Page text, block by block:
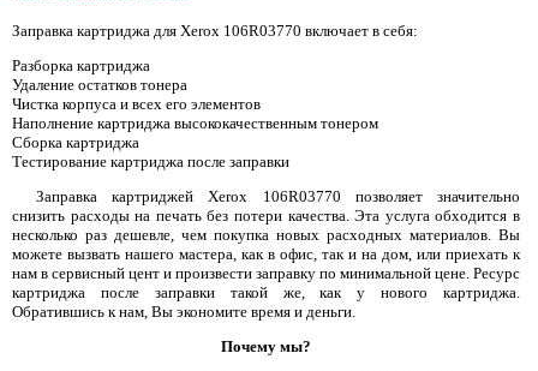
Заправка картриджа для Xerox 106R03770 включает в себя:
Разборка картриджа
Удаление остатков тонера
Чистка корпуса и всех его элементов
Наполнение картриджа высококачественным тонером
Сборка картриджа
Тестирование картриджа после заправки
Заправка картриджей Xerox 106R03770 позволяет значительно
снизить расходы на печать без потери качества. Эта услуга обходится в
несколько раз дешевле, чем покупка новых расходных материалов. Вы
можете вызвать нашего мастера, как в офис, так и на дом, или приехать к
нам в сервисный цент и произвести заправку по минимальной цене. Ресурс
картриджа после заправки такой же, как у нового картриджа.
Обратившись к нам, Вы экономите время и деньги.
Почему мы?